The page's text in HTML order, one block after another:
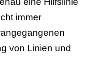
immer
von Linien und